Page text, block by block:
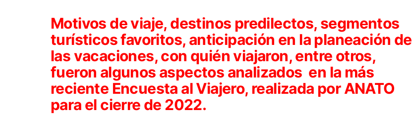
Motivos de viaje, destinos predilectos, segmentos
turísticos favoritos, anticipación en la planeación de
las vacaciones, con quién viajaron, entre otros,
fueron algunos aspectos analizados en la más
reciente Encuesta al Viajero, realizada por ANATO
para el cierre de 2022.